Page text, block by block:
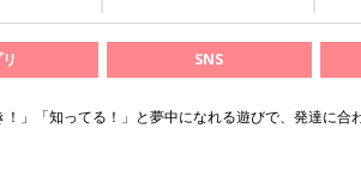
SNS
！」「知ってる！」と夢中になれる遊びで、発達に合